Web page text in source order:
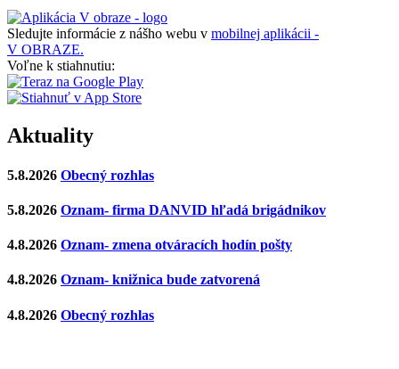
Sledujte informácie z nášho webu v mobilnej aplikácii -
V OBRAZE.
Voľne k stiahnutiu:
Aktuality
5.8.2026 Obecný rozhlas
5.8.2026 Oznam- firma DANVID hľadá brigádnikov
4.8.2026 Oznam- zmena otváracích hodín pošty
4.8.2026 Oznam- knižnica bude zatvorená
4.8.2026 Obecný rozhlas